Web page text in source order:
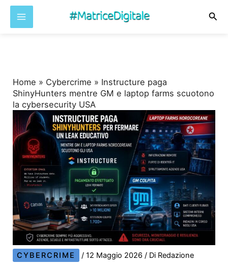
Home » Cybercrime » Instructure paga
ShinyHunters mentre GM e laptop farms scuotono
la cybersecurity USA
CYBERCRIME /12 Maggio 2026/ Di Redazione